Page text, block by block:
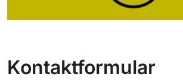
Kontaktformular